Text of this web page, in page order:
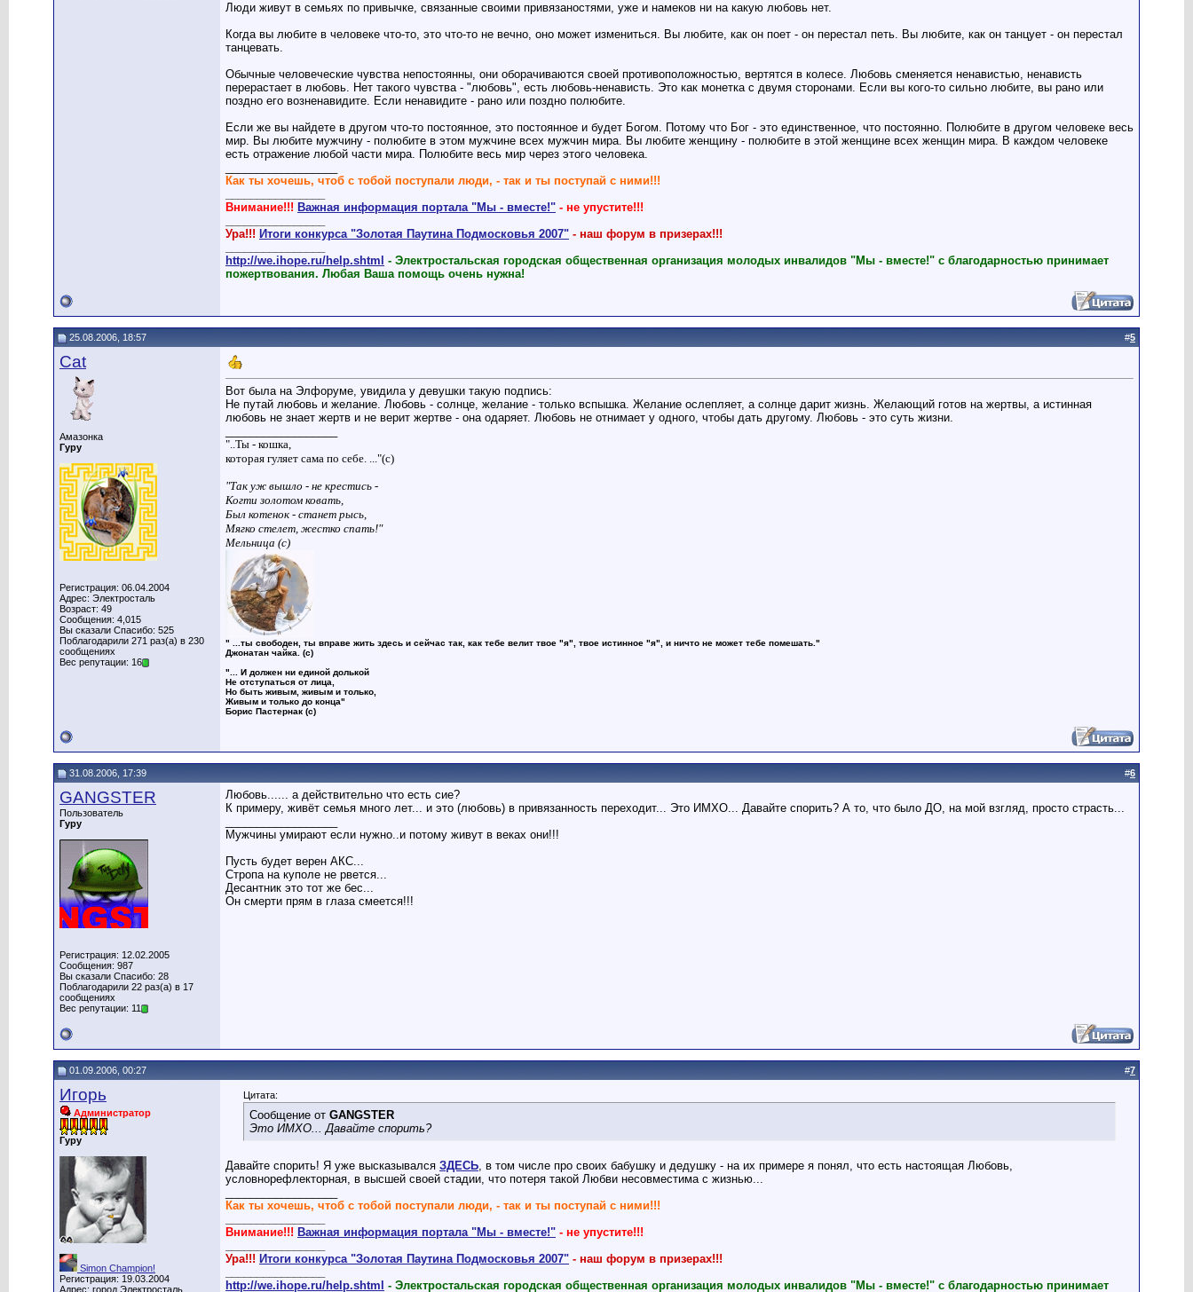
Люди живут в семьях по привычке, связанные своими привязаностями, уже и намеков ни на какую любовь нет.
Когда вы любите в человеке что-то, это что-то не вечно, оно может измениться. Вы любите, как он поет - он перестал петь. Вы любите, как он танцует - он перестал
танцевать.
Обычные человеческие чувства непостоянны, они оборачиваются своей противоположностью, вертятся в колесе. Любовь сменяется ненавистью, ненависть
перерастает в любовь. Hет такого чувства - "любовь", есть любовь-ненависть. Это как монетка с двумя сторонами. Если вы кого-то сильно любите, вы рано или
поздно его возненавидите. Если ненавидите - рано или поздно полюбите.
Если же вы найдете в другом что-то постоянное, это постоянное и будет Богом. Потому что Бог - это единственное, что постоянно. Полюбите в другом человеке весь
мир. Вы любите мужчину - полюбите в этом мужчине всех мужчин мира. Вы любите женщину - полюбите в этой женщине всех женщин мира. В каждом человеке
есть отражение любой части мира. Полюбите весь мир через этого человека.
Как ты хочешь, чтоб с тобой поступали люди, - так и ты поступай с ними!!!
Внимание!!! Важная информация портала "Мы - вместе!" - не упустите!!!
Ура!!! Итоги конкурса "Золотая Паутина Подмосковья 2007" - наш форум в призерах!!!
http://we.ihope.ru/help.shtml - Электростальская городская общественная организация молодых инвалидов "Мы - вместе!" с благодарностью принимает
пожертвования. Любая Ваша помощь очень нужна!
25.08.2006, 18:57 #5
Cat
Амазонка
Гуру
Регистрация: 06.04.2004
Адрес: Электросталь
Возраст: 49
Сообщения: 4,015
Вы сказали Спасибо: 525
Поблагодарили 271 раз(а) в 230
сообщениях
Вес репутации: 16
Вот была на Элфоруме, увидила у девушки такую подпись:
Не путай любовь и желание. Любовь - солнце, желание - только вспышка. Желание ослепляет, а солнце дарит жизнь. Желающий готов на жертвы, а истинная
любовь не знает жертв и не верит жертве - она одаряет. Любовь не отнимает у одного, чтобы дать другому. Любовь - это суть жизни.
"..Ты - кошка,
которая гуляет сама по себе. ..."(с)
"Так уж вышло - не крестись -
Когти золотом ковать,
Был котенок - станет рысь,
Мягко стелет, жестко спать!"
Мельница (с)
" ...ты свободен, ты вправе жить здесь и сейчас так, как тебе велит твое "я", твое истинное "я", и ничто не может тебе помешать."
Джонатан чайка. (с)
"... И должен ни единой долькой
Не отступаться от лица,
Но быть живым, живым и только,
Живым и только до конца"
Борис Пастернак (с)
31.08.2006, 17:39 #6
GANGSTER
Пользователь
Гуру
Регистрация: 12.02.2005
Сообщения: 987
Вы сказали Спасибо: 28
Поблагодарили 22 раз(а) в 17
сообщениях
Вес репутации: 11
Любовь...... а действительно что есть сие?
К примеру, живёт семья много лет... и это (любовь) в привязанность переходит... Это ИМХО... Давайте спорить? А то, что было ДО, на мой взгляд, просто страсть...
Мужчины умирают если нужно..и потому живут в веках они!!!
Пусть будет верен АКС...
Стропа на куполе не рвется...
Десантник это тот же бес...
Он смерти прям в глаза смеется!!!
01.09.2006, 00:27 #7
Игорь
Администратор
Гуру
Simon Champion!
Регистрация: 19.03.2004
Адрес: город Электросталь
Цитата:
Сообщение от GANGSTER
Это ИМХО... Давайте спорить?
Давайте спорить! Я уже высказывался ЗДЕСЬ, в том числе про своих бабушку и дедушку - на их примере я понял, что есть настоящая Любовь,
условнорефлекторная, в высшей своей стадии, что потеря такой Любви несовместима с жизнью...
Как ты хочешь, чтоб с тобой поступали люди, - так и ты поступай с ними!!!
Внимание!!! Важная информация портала "Мы - вместе!" - не упустите!!!
Ура!!! Итоги конкурса "Золотая Паутина Подмосковья 2007" - наш форум в призерах!!!
http://we.ihope.ru/help.shtml - Электростальская городская общественная организация молодых инвалидов "Мы - вместе!" с благодарностью принимает